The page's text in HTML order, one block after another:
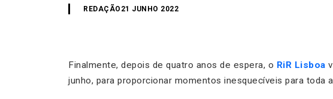
REDAÇÃO 21 JUNHO 2022
Finalmente, depois de quatro anos de espera, o RiR Lisboa
junho, para proporcionar momentos inesquecíveis para toda